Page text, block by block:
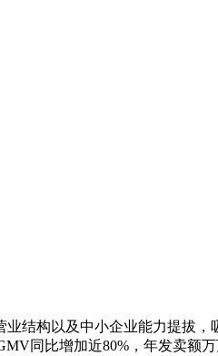
构以及中小企业能力提拔，
同比增加近80%，年发卖